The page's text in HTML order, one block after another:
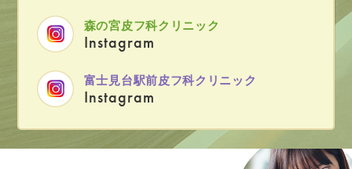
森の宮皮フ科クリニック
Instagram
富士見台駅前皮フ科クリニック
Instagram